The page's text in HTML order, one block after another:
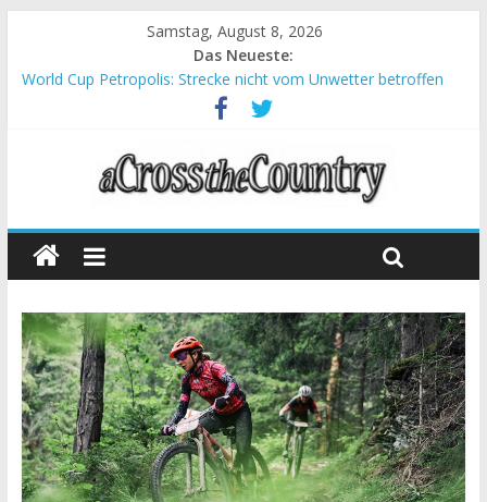
Samstag, August 8, 2026
Das Neueste:
World Cup Petropolis: Strecke nicht vom Unwetter betroffen
Krumbach und Obergessertshausen: Mountainbike-Bundesliga
Supercup Massi Banyoles: Siege für Carod und Richards
Halbzeit beim Andalucia Bike Race: Weltmeister Seewald führt
Chelva: Schweizer Doppelsieg beim ersten XCO-Rennen der